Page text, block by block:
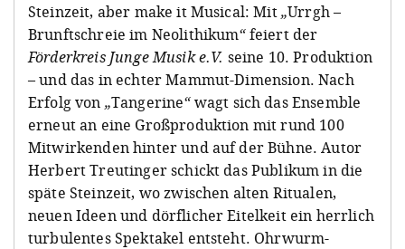
Steinzeit, aber make it Musical: Mit„Urrgh –
Brunftschreie im Neolithikum“feiert der
Förderkreis Junge Musik e.V. seine 10. Produktion
– und das in echter Mammut-Dimension. Nach
Erfolg von „Tangerine“wagt sich das Ensemble
erneut an eine Großproduktion mit rund 100
Mitwirkenden hinter und auf der Bühne. Autor
Herbert Treutinger schickt das Publikum in die
späte Steinzeit, wo zwischen alten Ritualen,
neuen Ideen und dörflicher Eitelkeit ein herrlich
turbulentes Spektakel entsteht. Ohrwurm-